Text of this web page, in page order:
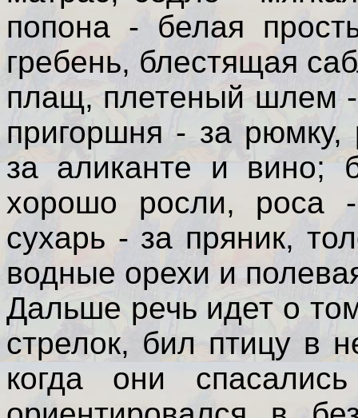
попона - белая
гребень, блестящая
плащ, плетеный шлем -
пригоршня - за рюмку,
за аликанте и вино;
хорошо росли, роса
сухарь - за пряник,
водные орехи и
Дальше речь идет о
стрелок, бил птицу в
когда они